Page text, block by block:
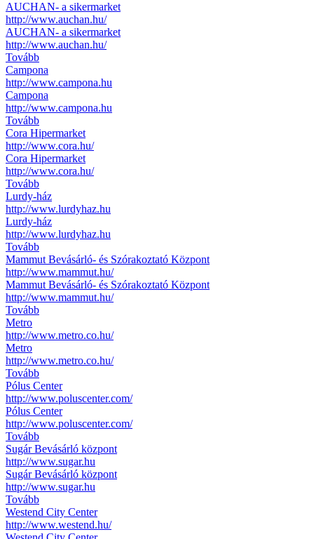
AUCHAN- a sikermarket
http://www.auchan.hu/
AUCHAN- a sikermarket
http://www.auchan.hu/
Tovább
Campona
http://www.campona.hu
Campona
http://www.campona.hu
Tovább
Cora Hipermarket
http://www.cora.hu/
Cora Hipermarket
http://www.cora.hu/
Tovább
Lurdy-ház
http://www.lurdyhaz.hu
Lurdy-ház
http://www.lurdyhaz.hu
Tovább
Mammut Bevásárló- és Szórakoztató Központ
http://www.mammut.hu/
Mammut Bevásárló- és Szórakoztató Központ
http://www.mammut.hu/
Tovább
Metro
http://www.metro.co.hu/
Metro
http://www.metro.co.hu/
Tovább
Pólus Center
http://www.poluscenter.com/
Pólus Center
http://www.poluscenter.com/
Tovább
Sugár Bevásárló központ
http://www.sugar.hu
Sugár Bevásárló központ
http://www.sugar.hu
Tovább
Westend City Center
http://www.westend.hu/